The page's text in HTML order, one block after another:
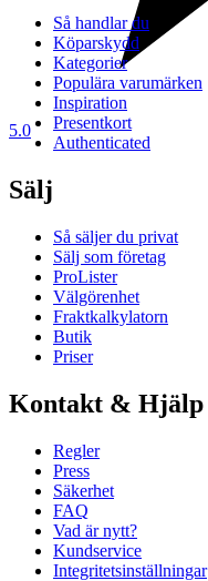
5.0
Så handlar du
Köparskydd
Kategorier
Populära varumärken
Inspiration
Presentkort
Authenticated
Sälj
Så säljer du privat
Sälj som företag
ProLister
Välgörenhet
Fraktkalkylatorn
Butik
Priser
Kontakt & Hjälp
Regler
Press
Säkerhet
FAQ
Vad är nytt?
Kundservice
Integritetsinställningar